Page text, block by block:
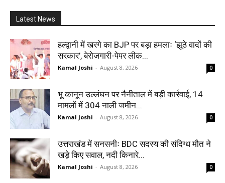
Latest News
हल्द्वानी में खरगे का BJP पर बड़ा हमलाः ‘झूठे वादों की
सरकार’, बेरोजगारी-पेपर लीक...
Kamal Joshi - August 8, 2026 0
भू कानून उल्लंघन पर नैनीताल में बड़ी कार्रवाई, 14
मामलों में 304 नाली जमीन...
Kamal Joshi - August 8, 2026 0
उत्तराखंड में सनसनीः BDC सदस्य की संदिग्ध मौत ने
खड़े किए सवाल, नदी किनारे...
Kamal Joshi - August 8, 2026 0